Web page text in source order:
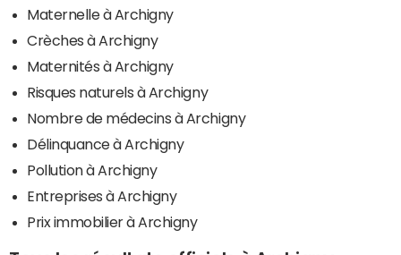
Maternelle à Archigny
Crèches à Archigny
Maternités à Archigny
Risques naturels à Archigny
Nombre de médecins à Archigny
Délinquance à Archigny
Pollution à Archigny
Entreprises à Archigny
Prix immobilier à Archigny